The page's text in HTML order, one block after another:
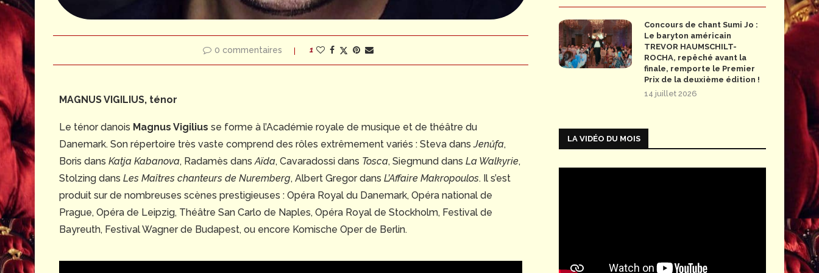
0 commentaires 1
MAGNUS VIGILIUS, ténor
Le ténor danois Magnus Vigilius se forme à l’Académie royale de musique et de théâtre du
Danemark. Son répertoire très vaste comprend des rôles extrêmement variés : Steva dansJenůfa,
Boris dans Katja Kabanova, Radamès dansAïda, Cavaradossi dans Tosca, Siegmund dans La Walkyrie,
Stolzing dans Les Maîtres chanteurs de Nuremberg, Albert Gregor dans L’Affaire Makropoulos. Il s’est
produit sur de nombreuses scènes prestigieuses : Opéra Royal du Danemark, Opéra national de
Prague, Opéra de Leipzig, Théâtre San Carlo de Naples, Opéra Royal de Stockholm, Festival de
Bayreuth, Festival Wagner de Budapest, ou encore Komische Oper de Berlin.
Concours de chant Sumi Jo :
Le baryton américain
TREVOR HAUMSCHILT-
ROCHA, repêché avant la
finale, remporte le Premier
Prix de la deuxième édition !
14 juillet 2026
LA VIDÉO DU MOIS